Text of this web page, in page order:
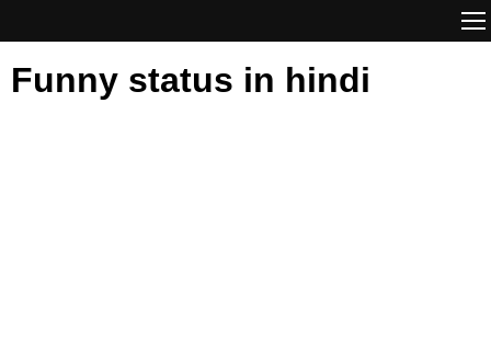
Funny status in hindi